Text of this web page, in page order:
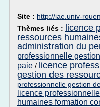
Site : http://iae.univ-
Thèmes liés :
licence
ressources
administration du
professionnelle
paie / licence
gestion des
professionnelle gestion
licence
humaines formation